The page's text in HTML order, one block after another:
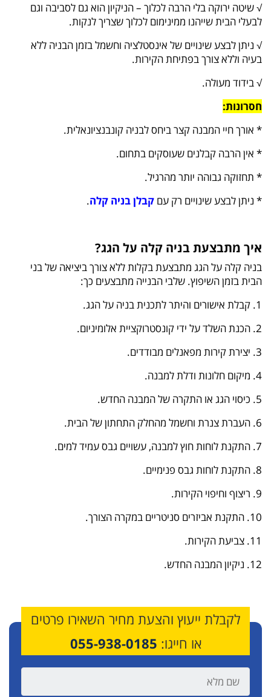
√ שיטה ירוקה בלי הרבה לכלוך – הניקיון הוא גם לסביבה וגם
לבעלי הבית שייהנו ממינימום לכלוך שצריך לנקות.
√ ניתן לבצע שינויים של אינסטלציה וחשמל בזמן הבניה ללא
בעיה וללא צורך בפתיחת הקירות.
√ בידוד מעולה.
חסרונות:
* אורך חיי המבנה קצר ביחס לבניה קונבנציונאלית.
* אין הרבה קבלנים שעוסקים בתחום.
* תחזוקה גבוהה יותר מהרגיל.
* ניתן לבצע שינויים רק עם קבלן בניה קלה.
איך מתבצעת בניה קלה על הגג?
בניה קלה על הגג מתבצעת בקלות ללא צורך ביציאה של בני
הבית בזמן השיפוץ. שלבי הבנייה מתבצעים כך:
1. קבלת אישורים והיתר לתכנית בניה על הגג.
2. הכנת השלד על ידי קונסטרוקציית אלומיניום.
3. יצירת קירות מפאנלים מבודדים.
4. מיקום חלונות ודלת למבנה.
5. כיסוי הגג או התקרה של המבנה החדש.
6. העברת צנרת וחשמל מהחלק התחתון של הבית.
7. התקנת לוחות חוץ למבנה, עשויים גבס עמיד למים.
8. התקנת לוחות גבס פנימיים.
9. ריצוף וחיפוי הקירות.
10. התקנת אביזרים סניטריים במקרה הצורך.
11. צביעת הקירות.
12. ניקיון המבנה החדש.
לקבלת ייעוץ והצעת מחיר השאירו פרטים
או חייגו: 055-938-0185